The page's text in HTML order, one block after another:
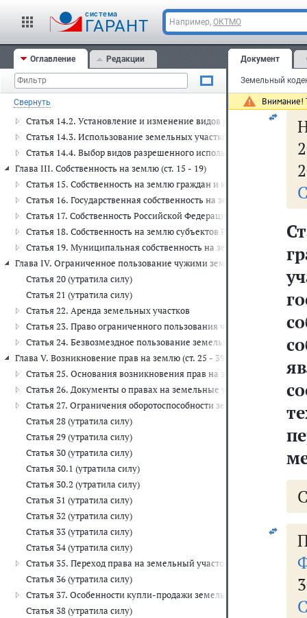
cистема
ГАРАНТ Например, ОКТМО
Оглавление Редакции
Свернуть
Статья 11.11. Определение категорий земель и видов
Глава II. Охрана земель (ст. 12 - 14)
Статья 12. Цели охраны земель
Статья 13. Содержание охраны земель
Статья 14. Использование земель и земельных участков,
Глава II.1. Виды разрешенного использования земельных участков
Статья 14.1. Общие положения о видах разрешенного
Статья 14.2. Установление и изменение видов разрешенного
Статья 14.3. Использование земельных участков в соответствии
Статья 14.4. Выбор видов разрешенного использования
Глава III. Собственность на землю (ст. 15 - 19)
Статья 15. Собственность на землю граждан и юридических лиц
Статья 16. Государственная собственность на землю
Статья 17. Собственность Российской Федерации (федеральная
Статья 18. Собственность на землю субъектов Российской
Статья 19. Муниципальная собственность на землю
Глава IV. Ограниченное пользование чужими земельными
Статья 20 (утратила силу)
Статья 21 (утратила силу)
Статья 22. Аренда земельных участков
Статья 23. Право ограниченного пользования чужим земельным
Статья 24. Безвозмездное пользование земельными участками
Глава V. Возникновение прав на землю (ст. 25 - 39)
Статья 25. Основания возникновения прав на землю
Статья 26. Документы о правах на земельные участки
Статья 27. Ограничения оборотоспособности земельных участков
Статья 28 (утратила силу)
Статья 29 (утратила силу)
Статья 30 (утратила силу)
Статья 30.1 (утратила силу)
Статья 30.2 (утратила силу)
Статья 31 (утратила силу)
Статья 32 (утратила силу)
Статья 33 (утратила силу)
Статья 34 (утратила силу)
Статья 35. Переход права на земельный участок при переходе
Статья 36 (утратила силу)
Статья 37. Особенности купли-продажи земельных участков
Статья 38 (утратила силу)
Документ
Внимание!